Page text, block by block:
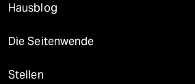
Hausblog
Die Seitenwende
Stellen